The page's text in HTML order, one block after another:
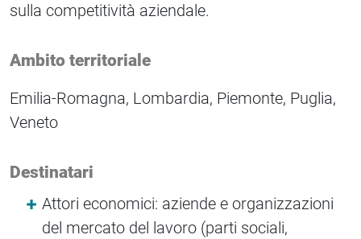
sulla competitività aziendale.
Ambito territoriale
Emilia-Romagna, Lombardia, Piemonte, Puglia,
Veneto
Destinatari
Attori economici: aziende e organizzazioni
del mercato del lavoro (parti sociali,